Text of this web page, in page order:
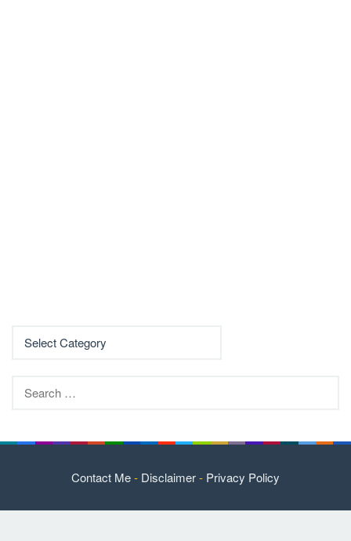
for:
Contact Me- Disclaimer- Privacy Policy